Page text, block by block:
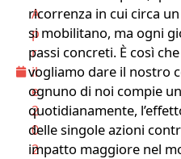
A
p
r
il
e
2
0
2
ricorrenza in cui circa
si mobilitano, ma ogni
passi concreti. È così che
vogliamo dare il nostro
ognuno di noi compie
quotidianamente,
delle singole azioni
impatto maggiore nel